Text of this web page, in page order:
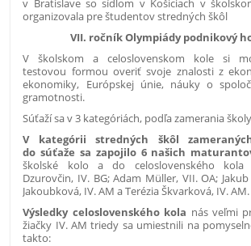
organizovala pre študentov stredných škôl
VII. ročník Olympiády podnikový
V školskom a celoslovenskom kole si
testovou formou overiť svoje znalosti z
ekonomiky, Európskej únie, náuky o
gramotnosti.
Súťaží sa v 3 kategóriách, podľa zamerania
V kategórii stredných škôl
do súťaže sa zapojilo 6 našich
školské kolo a do celoslovenského kola
Dzurovčin, IV. BG; Adam Müller, VII. OA; Jakub
Jakoubková, IV. AM a Terézia Škvarková, IV. AM.
Výsledky celoslovenského kola nás veľmi
žiačky IV. AM triedy sa umiestnili na
takto: